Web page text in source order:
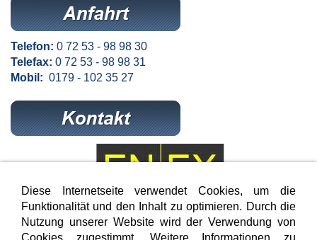
Telefon: 0 72 53 - 98 98 30
Telefax: 0 72 53 - 98 98 31
Mobil: 0179 - 102 35 27
- wir beraten Sie gerne -
Diese Internetseite verwendet Cookies, um die
Funktionalität und den Inhalt zu optimieren. Durch die
Nutzung unserer Website wird der Verwendung von
Cookies zugestimmt. Weitere Informationen zu